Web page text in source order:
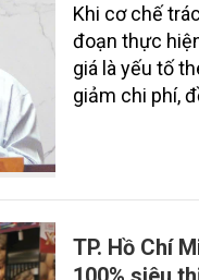
Khi cơ chế
đoạn thực
giá là yếu tố
giảm chi phí,
TP. Hồ Chí